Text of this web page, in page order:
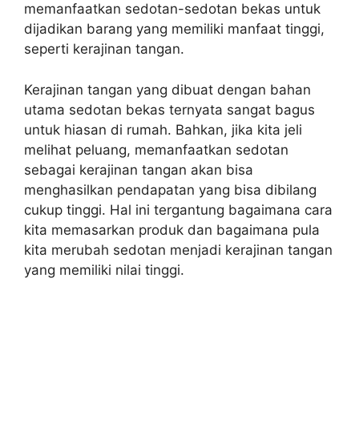
memanfaatkan sedotan-sedotan bekas untuk
dijadikan barang yang memiliki manfaat tinggi,
seperti kerajinan tangan.
Kerajinan tangan yang dibuat dengan bahan
utama sedotan bekas ternyata sangat bagus
untuk hiasan di rumah. Bahkan, jika kita jeli
melihat peluang, memanfaatkan sedotan
sebagai kerajinan tangan akan bisa
menghasilkan pendapatan yang bisa dibilang
cukup tinggi. Hal ini tergantung bagaimana cara
kita memasarkan produk dan bagaimana pula
kita merubah sedotan menjadi kerajinan tangan
yang memiliki nilai tinggi.